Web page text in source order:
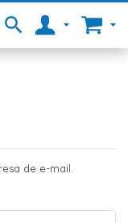
de e-mail.